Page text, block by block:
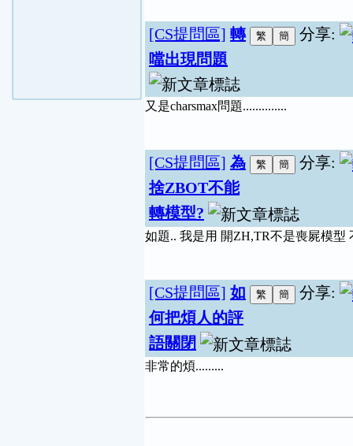
分享:
[CS提問區] 轉
噹出現問題
又是charsmax問題..............
分享:
[CS提問區] 為
捨ZBOT不能
轉模型?
如題.. 我是用 開ZH,TR不是喪屍模型
分享:
[CS提問區] 如
何把煩人的評
語關閉
非常的煩.........